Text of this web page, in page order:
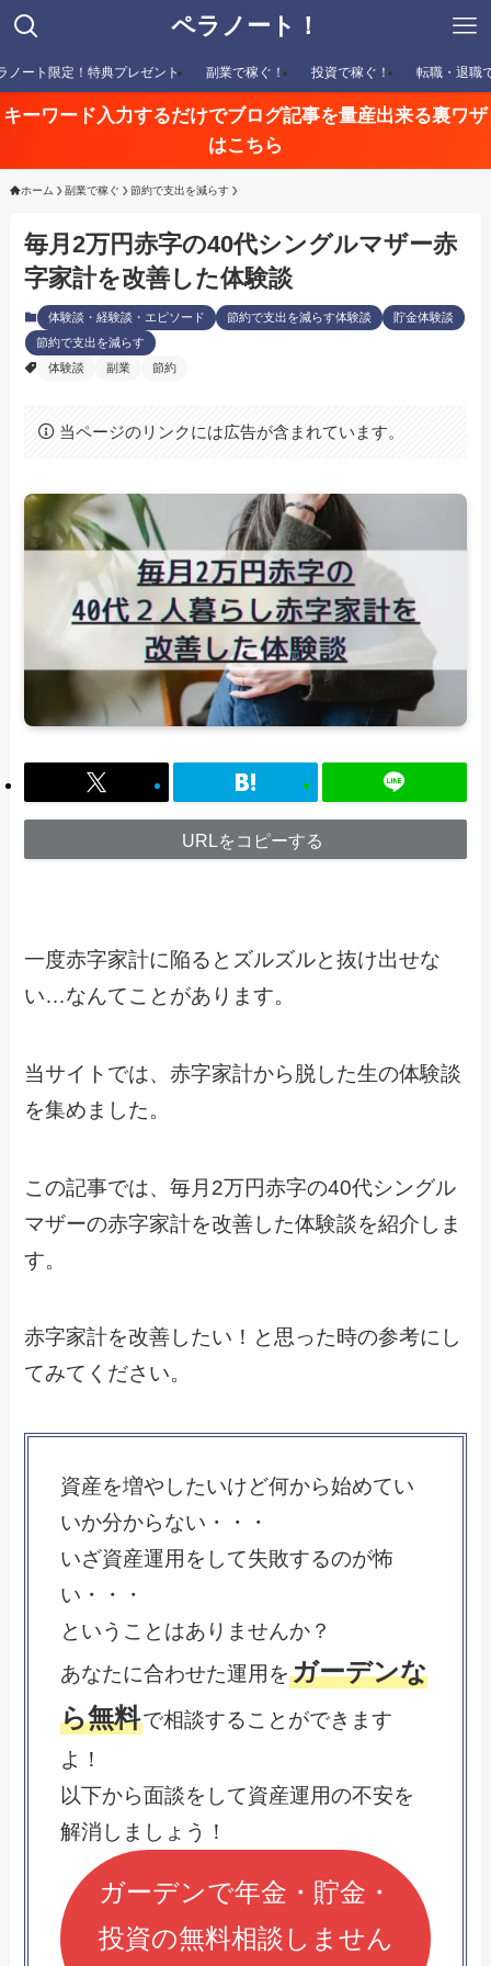
ペラノート！
ノート限定！特典プレゼント 副業で稼ぐ！ 投資で稼ぐ！ 転職・退職
キーワード入力するだけでブログ記事を量産出来る裏ワザ
はこちら
ホーム 副業で稼ぐ 節約で支出を減らす
毎月2万円赤字の40代シングルマザー赤
字家計を改善した体験談
体験談・経験談・エピソード 節約で支出を減らす体験談
貯金体験談
節約で支出を減らす
体験談
副業 節約
当ページのリンクには広告が含まれています。
URLをコピーする
一度赤字家計に陥るとズルズルと抜け出せな
い…なんてことがあります。
当サイトでは、赤字家計から脱した生の体験談
を集めました。
この記事では、毎月2万円赤字の40代シングル
マザーの赤字家計を改善した体験談を紹介しま
す。
赤字家計を改善したい！と思った時の参考にし
てみてください。
資産を増やしたいけど何から始めてい
いか分からない・・・
いざ資産運用をして失敗するのが怖
い・・・
ということはありませんか？
あなたに合わせた運用をガーデンな
ら無料で相談することができます
よ！
以下から面談をして資産運用の不安を
解消しましょう！
ガーデンで年金・貯金・
投資の無料相談しません